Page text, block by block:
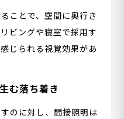
ことで、空間に奥行き
ビングや寝室で採用す
じられる視覚効果があ
む落ち着き
のに対し、間接照明は